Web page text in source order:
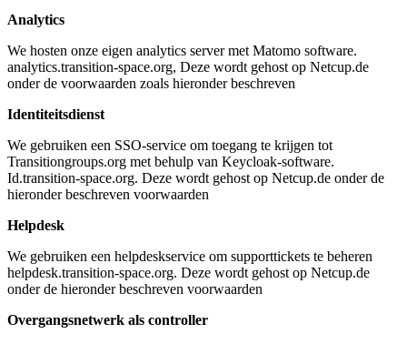
Analytics
We hosten onze eigen analytics server met Matomo software.
analytics.transition-space.org, Deze wordt gehost op Netcup.de
onder de voorwaarden zoals hieronder beschreven
Identiteitsdienst
We gebruiken een SSO-service om toegang te krijgen tot
Transitiongroups.org met behulp van Keycloak-software.
Id.transition-space.org. Deze wordt gehost op Netcup.de onder de
hieronder beschreven voorwaarden
Helpdesk
We gebruiken een helpdeskservice om supporttickets te beheren
helpdesk.transition-space.org. Deze wordt gehost op Netcup.de
onder de hieronder beschreven voorwaarden
Overgangsnetwerk als controller